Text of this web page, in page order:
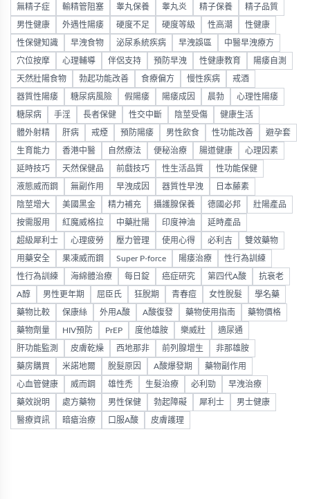
無精子症 輸精管阻塞 睾丸保養 睾丸炎 精子保養 精子品質
男性健康 外遇性陽痿 硬度不足 硬度等級 性高潮 性健康
性保健知識 早洩食物 泌尿系統疾病 早洩誤區 中醫早洩療方
穴位按摩 心理輔導 伴侶支持 預防早洩 性健康教育 陽痿自測
天然壯陽食物 勃起功能改善 食療偏方 慢性疾病 戒酒
器質性陽痿 糖尿病風險 假陽痿 陽痿成因 晨勃 心理性陽痿
糖尿病 手淫 長者保健 性交中斷 陰莖受傷 健康生活
體外射精 肝病 戒煙 預防陽痿 男性飲食 性功能改善 避孕套
生育能力 香港中醫 自然療法 便秘治療 腸道健康 心理因素
延時技巧 天然保健品 前戲技巧 性生活品質 性功能保健
液態威而鋼 無副作用 早洩成因 器質性早洩 日本藤素
陰莖增大 美國黑金 精力補充 攝護腺保養 德國必邦 壯陽產品
按需服用 紅魔威格拉 中藥壯陽 印度神油 延時產品
超級犀利士 心理疲勞 壓力管理 使用心得 必利吉 雙效藥物
用藥安全 果凍威而鋼 Super P-force 陽痿治療 性行為訓練
性行為訓練 海綿體治療 每日錠 癌症研究 第四代A酸 抗衰老
A醇 男性更年期 屈臣氏 狂脫期 青春痘 女性脫髮 學名藥
藥物比較 保康絲 外用A酸 A酸復發 藥物使用指南 藥物價格
藥物劑量 HIV預防 PrEP 度他雄胺 樂威壯 適尿通
肝功能監測 皮膚乾燥 西地那非 前列腺增生 非那雄胺
藥房購買 米諾地爾 脫髮原因 A酸爆發期 藥物副作用
心血管健康 威而鋼 雄性禿 生髮治療 必利勁 早洩治療
藥效說明 處方藥物 男性保健 勃起障礙 犀利士 男士健康
醫療資訊 暗瘡治療 口服A酸 皮膚護理